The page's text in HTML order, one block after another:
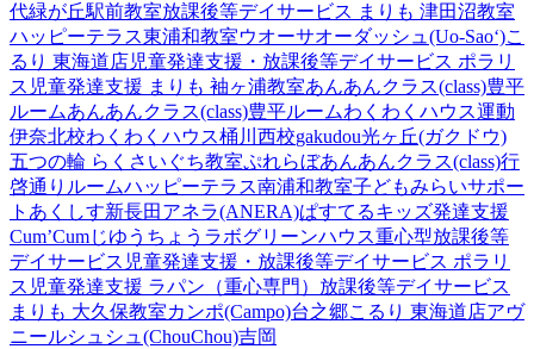
代緑が丘駅前教室放課後等デイサービス まりも 津田沼教室
ハッピーテラス東浦和教室ウオーサオーダッシュ(Uo-Sao‘)こ
るり 東海道店児童発達支援・放課後等デイサービス ポラリ
ス 児童発達支援 まりも 袖ヶ浦教室あんあんクラス(class)豊平
ルームあんあんクラス(class)豊平ルームわくわくハウス運動
伊奈北校わくわくハウス桶川西校gakudou光ヶ丘(ガクドウ)
五つの輪 らくさいぐち教室ぷれらぼあんあんクラス(class)行
啓通りルームハッピーテラス南浦和教室子どもみらいサポー
トあくしす新長田 アネラ(ANERA)ぱすてるキッズ発達支援
Cum’Cumじゆうちょうラボグリーンハウス重心型放課後等
デイサービス 児童発達支援・放課後等デイサービス ポラリ
ス 児童発達支援 ラパン（重心専門） 放課後等デイサービス
まりも 大久保教室カンポ(Campo)台之郷こるり 東海道店アヴ
ニールシュシュ(ChouChou)吉岡